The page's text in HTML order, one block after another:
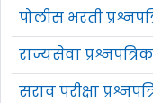
पोलीस भरती
राज्यसेवा
सराव परीक्षा